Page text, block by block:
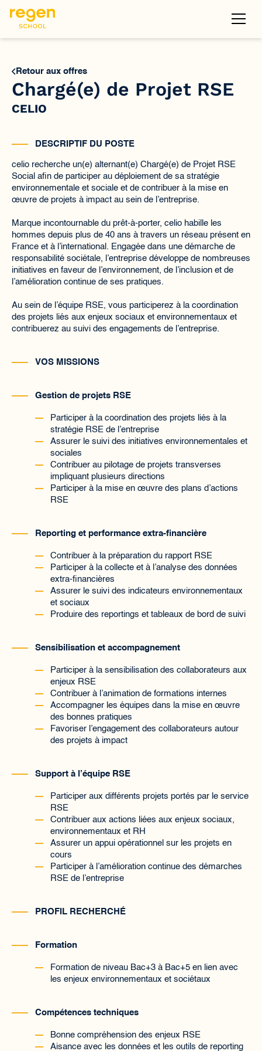
Retour aux offres
Chargé(e) de Projet RSE
CELIO
DESCRIPTIF DU POSTE
celio recherche un(e) alternant(e) Chargé(e) de Projet RSE
Social afin de participer au déploiement de sa stratégie
environnementale et sociale et de contribuer à la mise en
œuvre de projets à impact au sein de l’entreprise.
Marque incontournable du prêt-à-porter, celio habille les
hommes depuis plus de 40 ans à travers un réseau présent en
France et à l’international. Engagée dans une démarche de
responsabilité sociétale, l’entreprise développe de nombreuses
initiatives en faveur de l’environnement, de l’inclusion et de
l’amélioration continue de ses pratiques.
Au sein de l’équipe RSE, vous participerez à la coordination
des projets liés aux enjeux sociaux et environnementaux et
contribuerez au suivi des engagements de l’entreprise.
VOS MISSIONS
Gestion de projets RSE
Participer à la coordination des projets liés à la
stratégie RSE de l’entreprise
Assurer le suivi des initiatives environnementales et
sociales
Contribuer au pilotage de projets transverses
impliquant plusieurs directions
Participer à la mise en œuvre des plans d’actions
RSE
Reporting et performance extra-financière
Contribuer à la préparation du rapport RSE
Participer à la collecte et à l’analyse des données
extra-financières
Assurer le suivi des indicateurs environnementaux
et sociaux
Produire des reportings et tableaux de bord de suivi
Sensibilisation et accompagnement
Participer à la sensibilisation des collaborateurs aux
enjeux RSE
Contribuer à l’animation de formations internes
Accompagner les équipes dans la mise en œuvre
des bonnes pratiques
Favoriser l’engagement des collaborateurs autour
des projets à impact
Support à l’équipe RSE
Participer aux différents projets portés par le service
RSE
Contribuer aux actions liées aux enjeux sociaux,
environnementaux et RH
Assurer un appui opérationnel sur les projets en
cours
Participer à l’amélioration continue des démarches
RSE de l’entreprise
PROFIL RECHERCHÉ
Formation
Formation de niveau Bac+3 à Bac+5 en lien avec
les enjeux environnementaux et sociétaux
Compétences techniques
Bonne compréhension des enjeux RSE
Aisance avec les données et les outils de reporting